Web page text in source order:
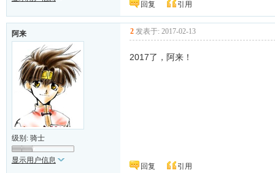
回复 引用
阿来
级别: 骑士
显示用户信息
2 发表于: 2017-02-13
2017了，阿来！
回复 引用